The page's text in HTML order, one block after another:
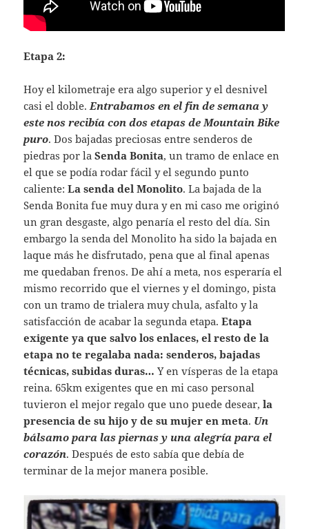
Etapa 2:
Hoy el kilometraje era algo superior y el desnivel
casi el doble.Entrabamos en el fin de semana y
este nos recibía con dos etapas de Mountain Bike
puro. Dos bajadas preciosas entre senderos de
piedras por laSenda Bonita, un tramo de enlace en
el que se podía rodar fácil y el segundo punto
caliente:La senda del Monolito. La bajada de la
Senda Bonita fue muy dura y en mi caso me originó
un gran desgaste, algo penaría el resto del día. Sin
embargo la senda del Monolito ha sido la bajada en
laque más he disfrutado, pena que al final apenas
me quedaban frenos. De ahí a meta, nos esperaría el
mismo recorrido que el viernes y el domingo, pista
con un tramo de trialera muy chula, asfalto y la
satisfacción de acabar la segunda etapa.Etapa
exigente ya que salvo los enlaces, el resto de la
etapa no te regalaba nada: senderos, bajadas
técnicas, subidas duras… Y en vísperas de la etapa
reina. 65km exigentes que en mi caso personal
tuvieron el mejor regalo que uno puede desear,la
presencia de su hijo y de su mujer en meta. Un
bálsamo para las piernas y una alegría para el
corazón. Después de esto sabía que debía de
terminar de la mejor manera posible.